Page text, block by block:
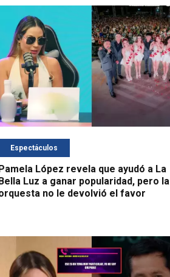
Espectáculos
Pamela López revela que ayudó a La
Bella Luz a ganar popularidad, pero la
no le devolvió el favor